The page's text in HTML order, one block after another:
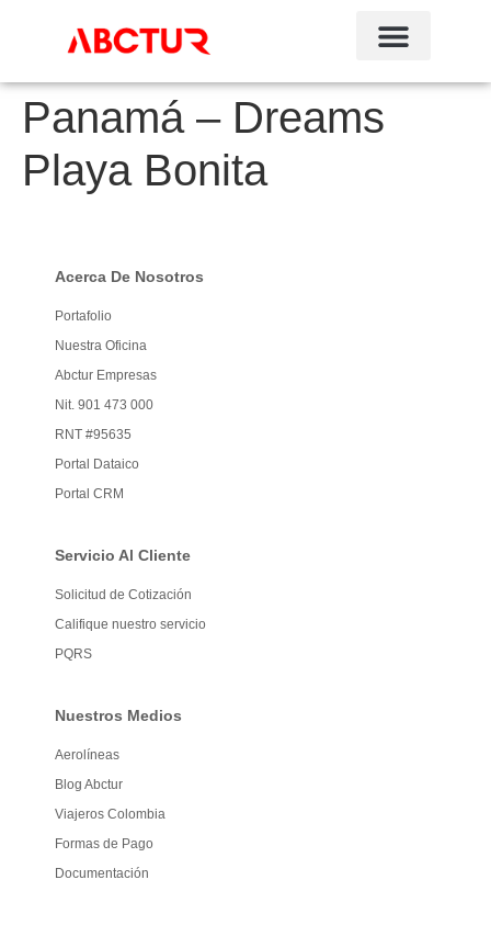
Panamá – Dreams
Playa Bonita
Acerca De Nosotros
Portafolio
Nuestra Oficina
Abctur Empresas
Nit. 901 473 000
RNT #95635
Portal Dataico
Portal CRM
Servicio Al Cliente
Solicitud de Cotización
Califique nuestro servicio
PQRS
Nuestros Medios
Aerolíneas
Blog Abctur
Viajeros Colombia
Formas de Pago
Documentación